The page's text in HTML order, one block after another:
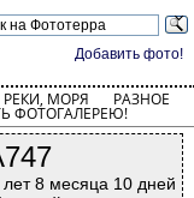
Добавить фото!
РЕКИ, МОРЯ РАЗНОЕ
ФОТОГАЛЕРЕЮ!
8 месяца 10 дней